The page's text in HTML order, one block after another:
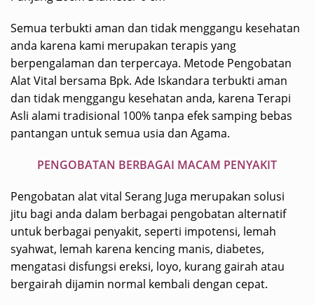
Semua terbukti aman dan tidak menggangu kesehatan
anda karena kami merupakan terapis yang
berpengalaman dan terpercaya. Metode Pengobatan
Alat Vital bersama Bpk. Ade Iskandara terbukti aman
dan tidak menggangu kesehatan anda, karena Terapi
Asli alami tradisional 100% tanpa efek samping bebas
pantangan untuk semua usia dan Agama.
PENGOBATAN BERBAGAI MACAM PENYAKIT
Pengobatan alat vital Serang Juga merupakan solusi
jitu bagi anda dalam berbagai pengobatan alternatif
untuk berbagai penyakit, seperti impotensi, lemah
syahwat, lemah karena kencing manis, diabetes,
mengatasi disfungsi ereksi, loyo, kurang gairah atau
bergairah dijamin normal kembali dengan cepat.